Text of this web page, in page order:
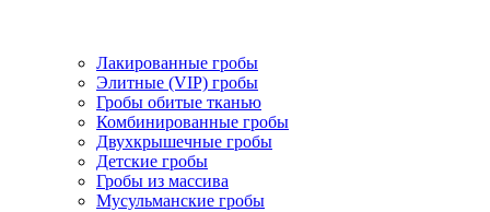
Лакированные гробы
Элитные (VIP) гробы
Гробы обитые тканью
Комбинированные гробы
Двухкрышечные гробы
Детские гробы
Гробы из массива
Мусульманские гробы